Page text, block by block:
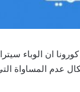
ان الوباء
عدم المساواة